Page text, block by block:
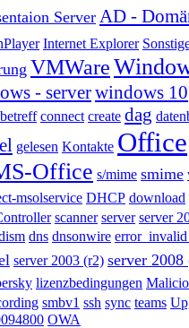
Server AD -
Internet Explorer
VMWare
- serverwindows 10
betreff connect create dag
gelesen Kontakte Office
Office s/mime smime
msolservice DHCP download
scanner server server
dns dnsonwire
server 2003 (r2) server 2008
lizenzbedingungen
smbv1 ssh sync teams
OWA